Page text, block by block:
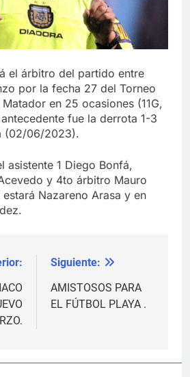
el árbitro del partido entre
por la fecha 27 del Torneo
en 25 ocasiones (11G,
fue la derrota 1-3
(02/06/2023).
asistente 1 Diego Bonfá,
y 4to árbitro Mauro
estará Nazareno Arasa y en
Siguiente:
AMISTOSOS PARA
EL FÚTBOL PLAYA .